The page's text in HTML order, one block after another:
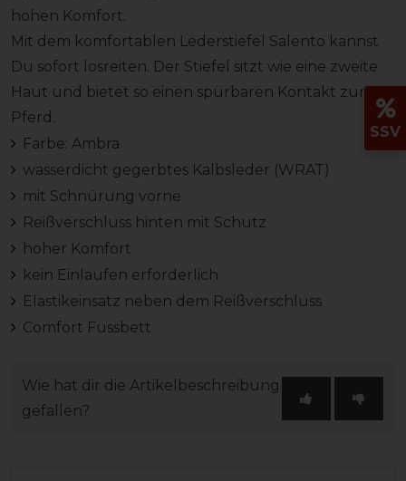
hohen Komfort.
Mit dem komfortablen Lederstiefel Salento kannst
Du sofort losreiten. Der Stiefel sitzt wie eine zweite
Haut und bietet so einen spürbaren Kontakt zum
Pferd.
Farbe: Ambra
wasserdicht gegerbtes Kalbsleder (WRAT)
mit Schnürung vorne
Reißverschluss hinten mit Schutz
hoher Komfort
kein Einlaufen erforderlich
Elastikeinsatz neben dem Reißverschluss
Comfort Fussbett
Wie hat dir die Artikelbeschreibung
gefallen?
SSV